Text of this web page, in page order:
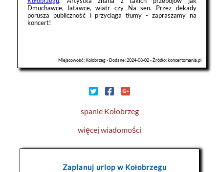
Dmuchawce, latawce, wiatr czy Na sen. Przez dekady
porusza publiczność i przyciąga tłumy - zapraszamy na
koncert!
Miejscowość: Kołobrzeg - Dodane: 2024-08-02 - Źródło: koncertomania.pl
spanie Kołobrzeg
więcej wiadomości
Zaplanuj urlop w Kołobrzegu